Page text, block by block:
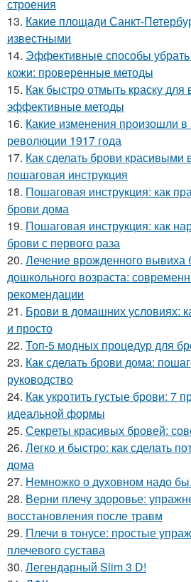
строения
13. Какие площади Санкт-
известными
14. Эффективные способы убрать
кожи: проверенные методы
15. Как быстро отмыть краску для
эффективные методы
16. Какие изменения произошли
революции 1917 года
17. Как сделать брови
пошаговая инструкция
18. Пошаговая инструкция: как
брови дома
19. Пошаговая инструкция: как
брови с первого раза
20. Лечение врожденного вывиха
дошкольного возраста:
рекомендации
21. Брови в домашних условиях:
и просто
22. Топ-5 модных процедур для
23. Как сделать брови дома:
руководство
24. Как укротить густые брови: 7
идеальной формы
25. Секреты красивых бровей:
26. Легко и быстро: как сделать
дома
27. Немножко о духовном надо бы.
28. Верни плечу здоровье:
восстановления после травм
29. Плечи в тонусе: простые
плечевого сустава
30. Легендарный Slim 3 D!